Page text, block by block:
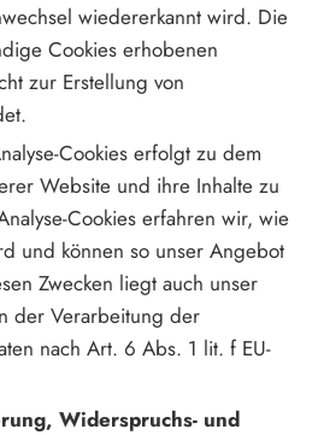
wiedererkannt wird. Die
Cookies erhobenen
zur Erstellung von
Cookies erfolgt zu dem
Website und ihre Inhalte zu
Cookies erfahren wir, wie
und können so unser Angebot
Zwecken liegt auch unser
der Verarbeitung der
nach Art. 6 Abs. 1 lit. f EU-
Widerspruchs- und